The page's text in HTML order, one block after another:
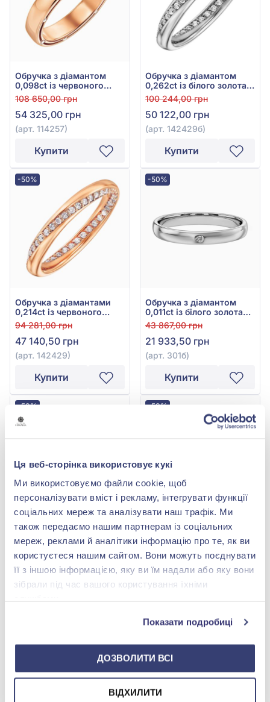
Ця веб-сторінка використовує кукі
Ми використовуємо файли cookie, щоб
персоналізувати вміст і рекламу, інтегрувати функції
соціальних мереж та аналізувати наш трафік. Ми
також передаємо нашим партнерам із соціальних
мереж, реклами й аналітики інформацію про те, як ви
користуєтеся нашим сайтом. Вони можуть поєднувати
її з іншою інформацією, яку ви їм надали або яку вони
зібрали під час вашого користування їхніми
Показати подробиці
ДОЗВОЛИТИ ВСІ
ВІДХИЛИТИ
Обручка з діамантом
0,098ct із червоного
золота 585°, арт. 114257
108 650,00 грн
54 325,00 грн
(арт. 114257)
Купити
Обручка з діамантом
0,262ct із білого золота
585°, арт. 142429б
100 244,00 грн
50 122,00 грн
(арт. 142429б)
Купити
-50%
Обручка з діамантами
0,214ct із червоного
золота 585°, арт. 142429
94 281,00 грн
47 140,50 грн
(арт. 142429)
Купити
-50%
Обручка з діамантом
0,011ct із білого золота
585°, арт. 301б
43 867,00 грн
21 933,50 грн
(арт. 301б)
Купити
-50%
Обручка з діамантами
0,045ct із червоного
золота 585°, арт. 105458
39 005,00 грн
19 502,50 грн
(арт. 105458)
-50%
Солітер з діаманта
0,011ct із червоного
золота 585°, арт. 301
45 660,00 грн
22 830,00 грн
(арт. 301)